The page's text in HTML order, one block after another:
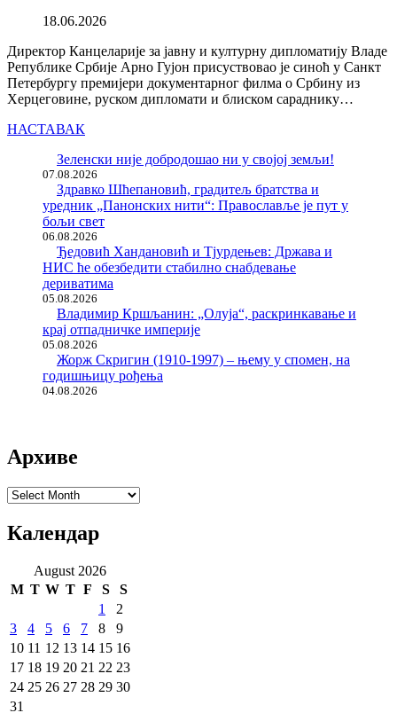
18.06.2026
Директор Канцеларије за јавну и културну дипломатију Владе
Републике Србије Арно Гујон присуствовао је синоћ у Санкт
Петербургу премијери документарног филма о Србину из
Херцеговине, руском дипломати и блиском сараднику…
НАСТАВАК
Зеленски није добродошао ни у својој земљи!
07.08.2026
Здравко Шћепановић, градитељ братства и
уредник „Панонских нити“: Православље је пут у
бољи свет
06.08.2026
Ђедовић Хандановић и Тјурдењев: Држава и
НИС ће обезбедити стабилно снабдевање
дериватима
05.08.2026
Владимир Кршљанин: „Олуја“, раскринкавање и
крај отпадничке империје
05.08.2026
Жорж Скригин (1910-1997) – њему у спомен, на
годишњицу рођења
04.08.2026
Архиве
Архиве
Календар
August 2026
M T W T F S
S
1
2
3
4 5 6 7 8
9
10 11 12 13 14 15 16
17 18 19 20 21 22 23
24 25 26 27 28 29 30
31